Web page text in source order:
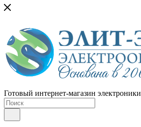
Готовый интернет-магазин электроники